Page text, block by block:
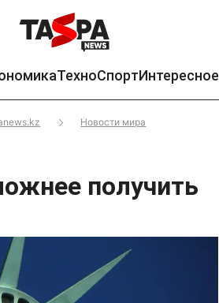
ТехноСпортИнтересное
Новости мира
получить